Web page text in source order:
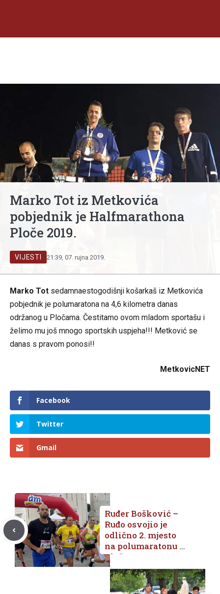
Marko Tot iz Metkovića
pobjednik je Halfmarathona
Ploče 2019.
VIJESTI 21:39, 07. rujna 2019.
Marko Tot sedamnaestogodišnji košarkaš iz Metkovića
pobjednik je polumaratona na 4,6 kilometra danas
održanog u Pločama. Čestitamo ovom mladom sportašu i
želimo mu još mnogo sportskih uspjeha!!! Metković se
danas s pravom ponosi!!
MetkovicNET
Facebook
Twitter
Gmail
Ruđer Bošković –
Ruđo osvojio je
odlično 2. mjesto
na polumaratonu u
Pločama